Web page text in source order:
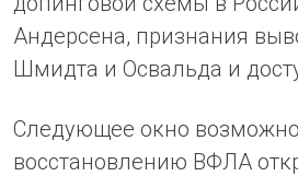
Андерсена, признания
Шмидта и Освальда и
Следующее окно
восстановлению ВФЛА